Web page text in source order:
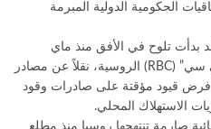
الحكومية الدولية المبرمة
بدأت تلوح في الأفق منذ ماي
الماضي، عندما كشفت وكالة “آر بي سي” (RBC) الروسية، نقلاً عن مصادر
قيود مؤقتة على صادرات وقود
الاستهلاك المحلي.
صارمة تنتهجها روسيا منذ مطلع